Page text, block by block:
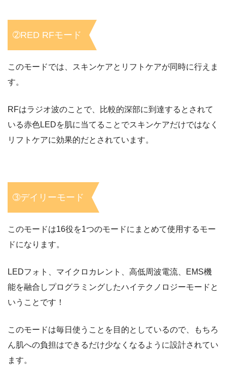
➁RED RFモード
このモードでは、スキンケアとリフトケアが同時に行えま
す。
RFはラジオ波のことで、比較的深部に到達するとされて
いる赤色LEDを肌に当てることでスキンケアだけではなく
リフトケアに効果的だとされています。
➂デイリーモード
このモードは16役を1つのモードにまとめて使用するモー
ドになります。
LEDフォト、マイクロカレント、高低周波電流、EMS機
能を融合しプログラミングしたハイテクノロジーモードと
いうことです！
このモードは毎日使うことを目的としているので、もちろ
ん肌への負担はできるだけ少なくなるように設計されてい
ます。